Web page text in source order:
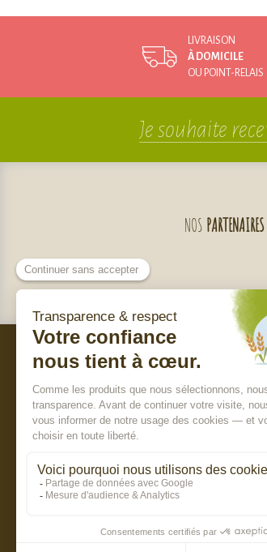
LIVRAISON
À DOMICILE
OU POINT-RELAIS
Je souhaite
NOS PARTENAIRES
Charte de sélection des
Nos labels